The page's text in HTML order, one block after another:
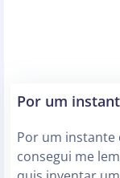
Por um
Por um instante
consegui me